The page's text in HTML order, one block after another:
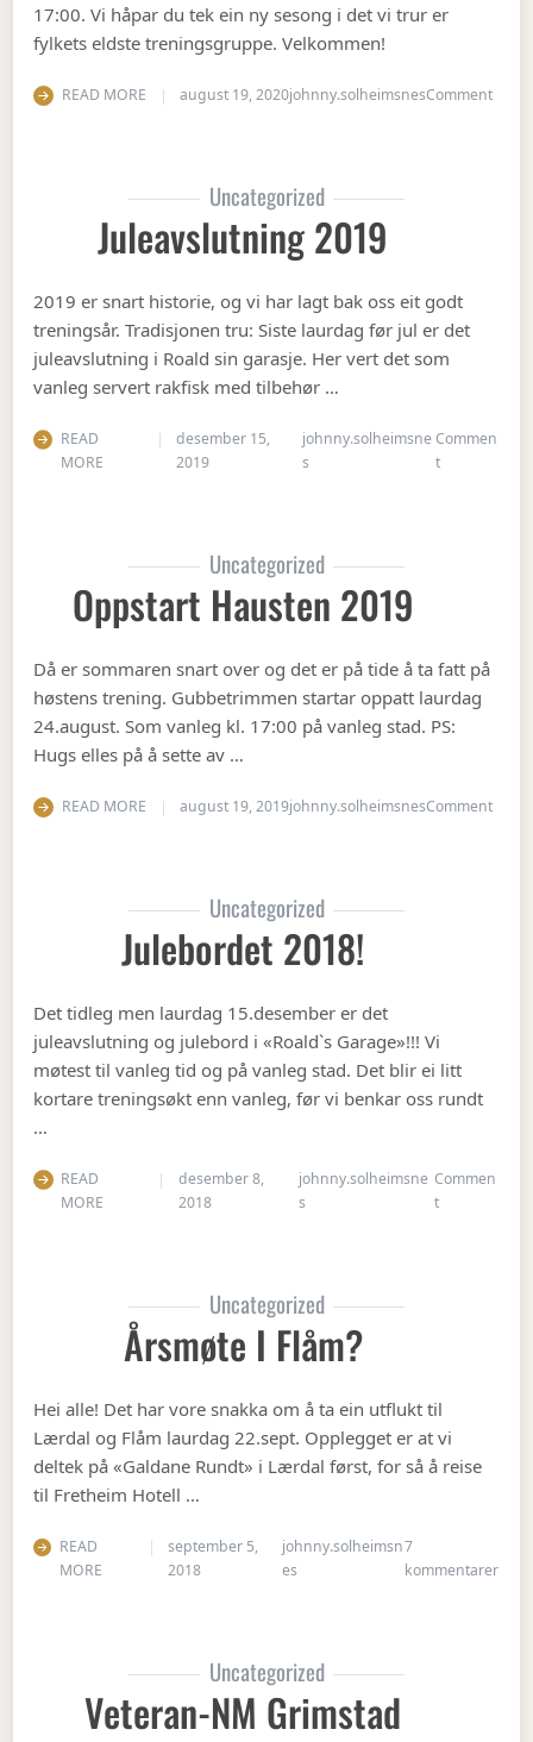
17:00. Vi håpar du tek ein ny sesong i det vi trur er
fylkets eldste treningsgruppe. Velkommen!
READ MORE august 19, 2020johnny.solheimsnesCommenton
Uncategorized
Juleavslutning 2019
2019 er snart historie, og vi har lagt bak oss eit godt
treningsår. Tradisjonen tru: Siste laurdag før jul er det
juleavslutning i Roald sin garasje. Her vert det som
vanleg servert rakfisk med tilbehør …
READ
MORE
desember 15,
2019
johnny.solheimsne
s
Commen
ton
Uncategorized
Oppstart Hausten 2019
Då er sommaren snart over og det er på tide å ta fatt på
høstens trening. Gubbetrimmen startar oppatt laurdag
24.august. Som vanleg kl. 17:00 på vanleg stad. PS:
Hugs elles på å sette av …
READ MORE august 19, 2019johnny.solheimsnesCommenton
Uncategorized
Julebordet 2018!
Det tidleg men laurdag 15.desember er det
juleavslutning og julebord i «Roald`s Garage»!!! Vi
møtest til vanleg tid og på vanleg stad. Det blir ei litt
kortare treningsøkt enn vanleg, før vi benkar oss rundt
…
READ
MORE
desember 8,
2018
johnny.solheimsne
s
Commen
ton Julebordet
Uncategorized
Årsmøte I Flåm?
Hei alle! Det har vore snakka om å ta ein utflukt til
Lærdal og Flåm laurdag 22.sept. Opplegget er at vi
deltek på «Galdane Rundt» i Lærdal først, for så å reise
til Fretheim Hotell …
READ
MORE
september 5,
2018
johnny.solheimsn
es
7
kommentarertil
Uncategorized
Veteran-NM Grimstad